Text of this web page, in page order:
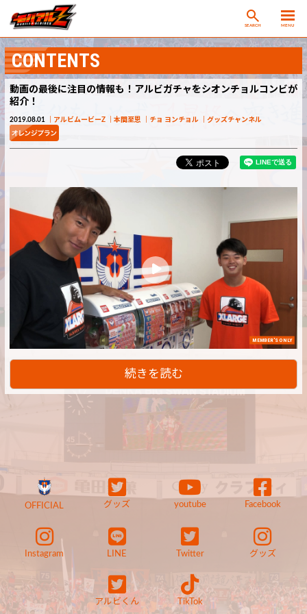
SEARCH MENU
CONTENTS
動画の最後に注目の情報も！アルビガチャをシオンチョルコンビが
紹介！
2019.08.01 アルビムービーZ 本間至恩 チョ ヨンチョル グッズチャンネル
MEMBER'S ONLY
続きを読む
OFFICIAL グッズ youtube Facebook
Instagram LINE Twitter グッズ
アルビくん TikTok